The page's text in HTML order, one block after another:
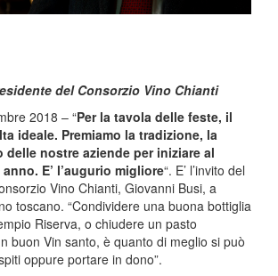
del Consorzio Vino Chianti
2018 – “Per la tavola delle feste, il
ideale. Premiamo la tradizione, la
nostre aziende per iniziare al
E’ l’augurio migliore“. E’ l’invito del
Vino Chianti, Giovanni Busi, a
toscano. “Condividere una buona bottiglia
Riserva, o chiudere un pasto
buon Vin santo, è quanto di meglio si può
oppure portare in dono”.